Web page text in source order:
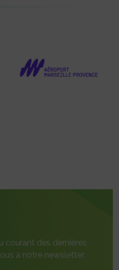
courant des dernières
à notre newsletter.